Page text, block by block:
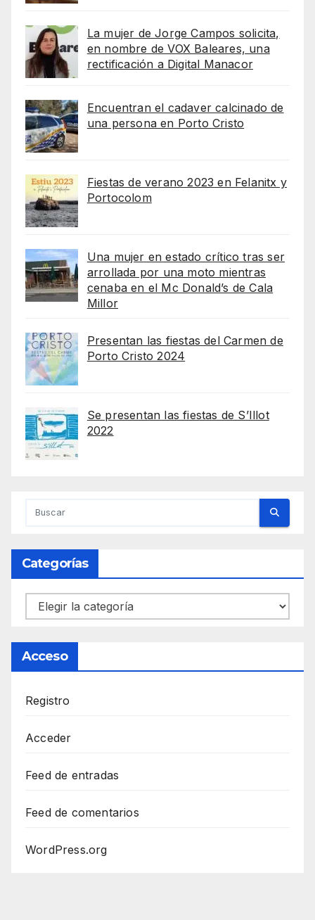
La mujer de Jorge Campos solicita,
en nombre de VOX Baleares, una
rectificación a Digital Manacor
Encuentran el cadaver calcinado de
una persona en Porto Cristo
Fiestas de verano 2023 en Felanitx y
Portocolom
Una mujer en estado crítico tras ser
arrollada por una moto mientras
cenaba en el Mc Donald’s de Cala
Millor
Presentan las fiestas del Carmen de
Porto Cristo 2024
Se presentan las fiestas de S’Illot
2022
Categorías
Categorías
Acceso
Registro
Acceder
Feed de entradas
Feed de comentarios
WordPress.org